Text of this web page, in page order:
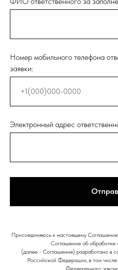
Номер мобильного телефона
заявки:
Электронный адрес
Присоединяюсь к настоящему
Соглашение об обработке
(далее - Соглашение) разработано в
Российской Федерации, в том
Федерального